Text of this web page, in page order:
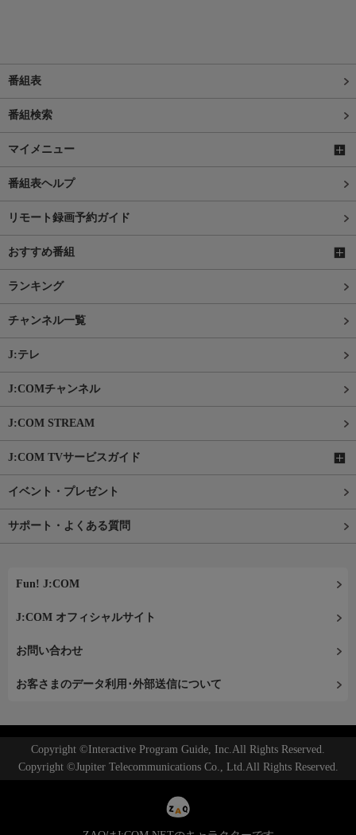
番組表
番組検索
マイメニュー
番組表ヘルプ
リモート録画予約ガイド
おすすめ番組
ランキング
チャンネル一覧
J:テレ
J:COMチャンネル
J:COM STREAM
J:COM TVサービスガイド
イベント・プレゼント
サポート・よくある質問
Fun! J:COM
J:COM オフィシャルサイト
お問い合わせ
お客さまのデータ利用･外部送信について
Copyright ©Interactive Program Guide, Inc.All Rights Reserved.
Copyright ©Jupiter Telecommunications Co., Ltd.All Rights Reserved.